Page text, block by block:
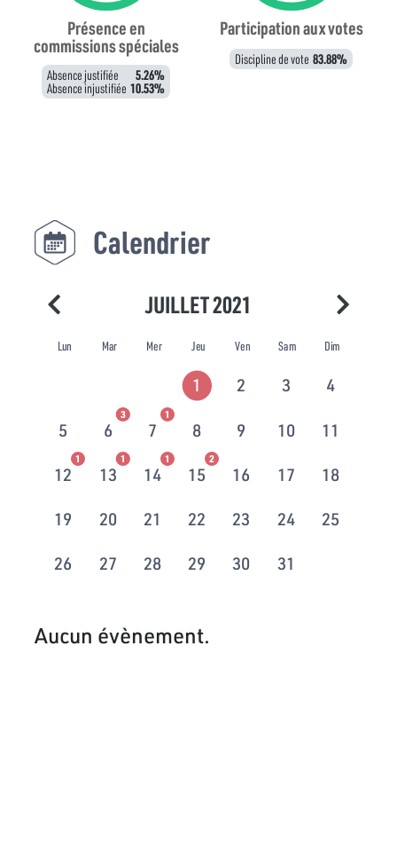
Présence en
commissions spéciales
Absence justifiée 5.26%
Absence injustifiée 10.53%
Participation aux votes
Discipline de vote 83.88%
Calendrier
JUILLET 2021
Lun Mar Mer Jeu Ven Sam Dim
1 2 3 4
5 6
3
7
1
8 9 10 11
12
1
13
1
14
1
15
2
16 17 18
19 20 21 22 23 24 25
26 27 28 29 30 31
Aucun évènement.